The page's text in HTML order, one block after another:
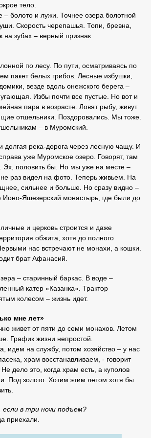
тело.
– болото и лужи. Точнее озера болотной
Скорость черепашья. Топи, бревна,
на зубах – верный признак
по лесу. По пути, осматриваясь по
пакет белых грибов. Лесные избушки,
везде вдоль онежского берега –
Избы почти все пустые. Но вот и
пара в возрасте. Ловят рыбу, живут
отшельники. Поздоровались. Мы тоже.
– в Муромский.
долгая река-дорога через лесную чащу. И
уже Муромское озеро. Говорят, там
Эх, половить бы. Но мы уже на месте –
раз видел на фото. Теперь живьем. На
сильнее и больше. Но сразу видно –
Ионо-Яшезерский монастырь, где были до
и церковь строится и даже
обжита, хотя до полного
нас встречают не монахи, а кошки.
брат Афанасий.
– старинный баркас. В воде –
катер «Казанка». Трактор
колесом – жизнь идет.
мне лет»
живет от пяти до семи монахов. Летом
График жизни непростой.
идем на службу, потом хозяйство – у нас
храм восстанавливаем, - говорит
дело это, когда храм есть, а куполов
Под золото. Хотим этим летом хотя бы
в три ночи подъем?
приехали.